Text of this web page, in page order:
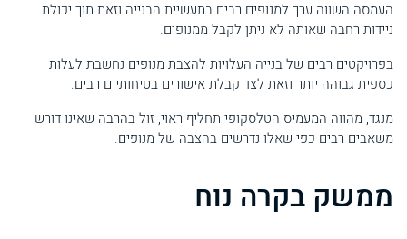
העמסה השווה ערך למנופים רבים בתעשיית הבנייה וזאת תוך יכולת
ניידות רחבה שאותה לא ניתן לקבל ממנופים.
בפרויקטים רבים של בנייה העלויות להצבת מנופים נחשבת לעלות
כספית גבוהה יותר וזאת לצד קבלת אישורים בטיחותיים רבים.
מנגד, מהווה המעמיס הטלסקופי תחליף ראוי, זול בהרבה שאינו דורש
משאבים רבים כפי שאלו נדרשים בהצבה של מנופים.
ממשק בקרה נוח